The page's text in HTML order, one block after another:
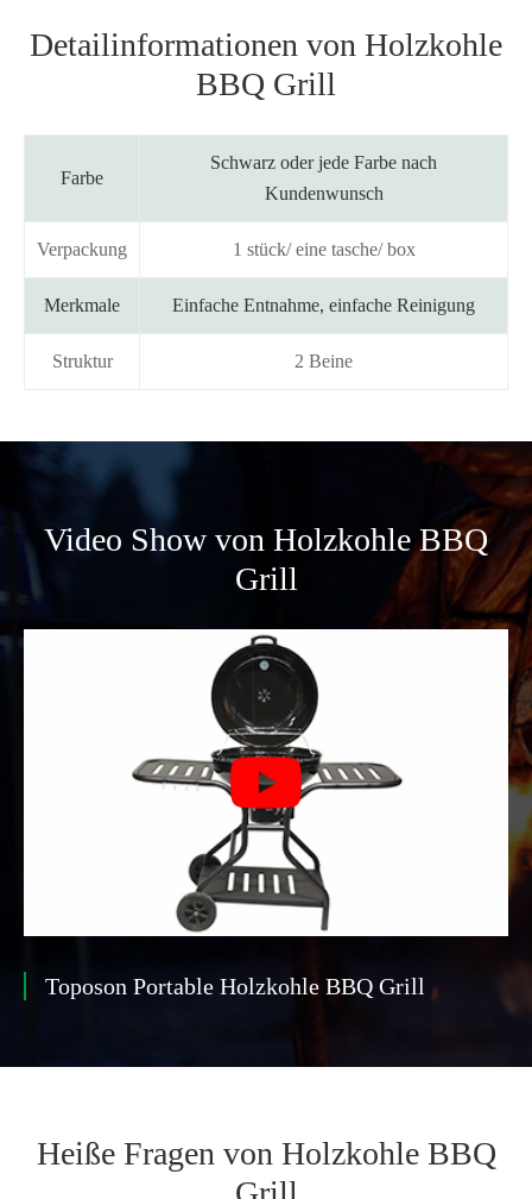
Detailinformationen von Holzkohle
BBQ Grill
Farbe
Schwarz oder jede Farbe nach
Kundenwunsch
Verpackung 1 stück/ eine tasche/ box
Merkmale Einfache Entnahme, einfache Reinigung
Struktur 2 Beine
Video Show von Holzkohle BBQ
Grill

Toposon Portable Holzkohle BBQ Grill
Heiße Fragen von Holzkohle BBQ